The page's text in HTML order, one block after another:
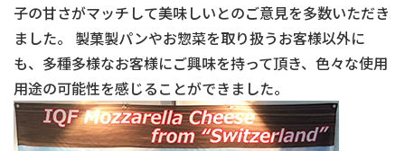
子の甘さがマッチして美味しいとのご意見を多数いただき
ました。 製菓製パンやお惣菜を取り扱うお客様以外に
も、多種多様なお客様にご興味を持って頂き、色々な使用
用途の可能性を感じることができました。